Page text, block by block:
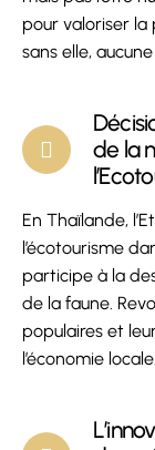
pour valoriser
sans elle,
de la
En Thaïlande,
l’écotourisme
participe à la
de la faune.
populaires et
l’économie locale.